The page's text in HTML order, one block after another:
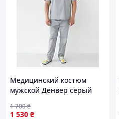
Медицинский костюм
мужской Денвер серый
1 530 ₴
1 700₴